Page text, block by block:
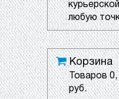
любую
Корзина
Товаров0,
руб.